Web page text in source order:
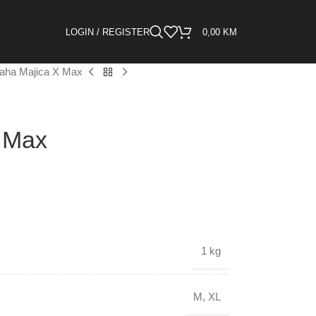
LOGIN / REGISTER 0,00 KM
Majica X Max
1 kg
M, XL